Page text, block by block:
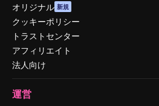
オリジナル 新規
クッキーポリシー
トラストセンター
アフィリエイト
法人向け
運営